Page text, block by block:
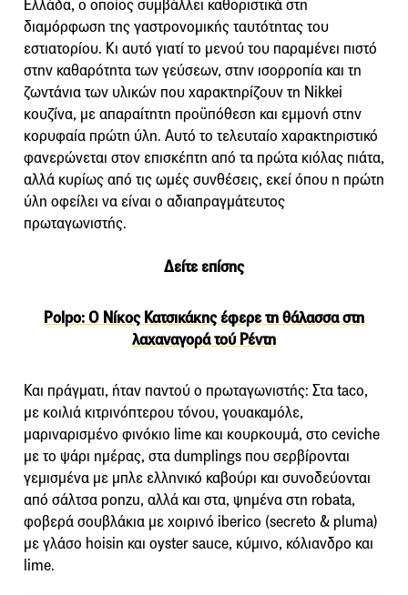
Ελλάδα, ο οποίος συμβάλλει καθοριστικά στη
διαμόρφωση της γαστρονομικής ταυτότητας του
εστιατορίου. Κι αυτό γιατί το μενού του παραμένει πιστό
στην καθαρότητα των γεύσεων, στην ισορροπία και τη
ζωντάνια των υλικών που χαρακτηρίζουν τη Nikkei
κουζίνα, με απαραίτητη προϋπόθεση και εμμονή στην
κορυφαία πρώτη ύλη. Αυτό το τελευταίο χαρακτηριστικό
φανερώνεται στον επισκέπτη από τα πρώτα κιόλας πιάτα,
αλλά κυρίως από τις ωμές συνθέσεις, εκεί όπου η πρώτη
ύλη οφείλει να είναι ο αδιαπραγμάτευτος
πρωταγωνιστής.
Δείτε επίσης
Polpo: O Νίκος Κατσικάκης έφερε τη θάλασσα στη
λαχαναγορά τού Ρέντη
Και πράγματι, ήταν παντού ο πρωταγωνιστής: Στα taco,
με κοιλιά κιτρινόπτερου τόνου, γουακαμόλε,
μαριναρισμένο φινόκιο lime και κουρκουμά, στο ceviche
με το ψάρι ημέρας, στα dumplings που σερβίρονται
γεμισμένα με μπλε ελληνικό καβούρι και συνοδεύονται
από σάλτσα ponzu, αλλά και στα, ψημένα στη robata,
φοβερά σουβλάκια με χοιρινό iberico (secreto & pluma)
με γλάσο hoisin και oyster sauce, κύμινο, κόλιανδρο και
lime.